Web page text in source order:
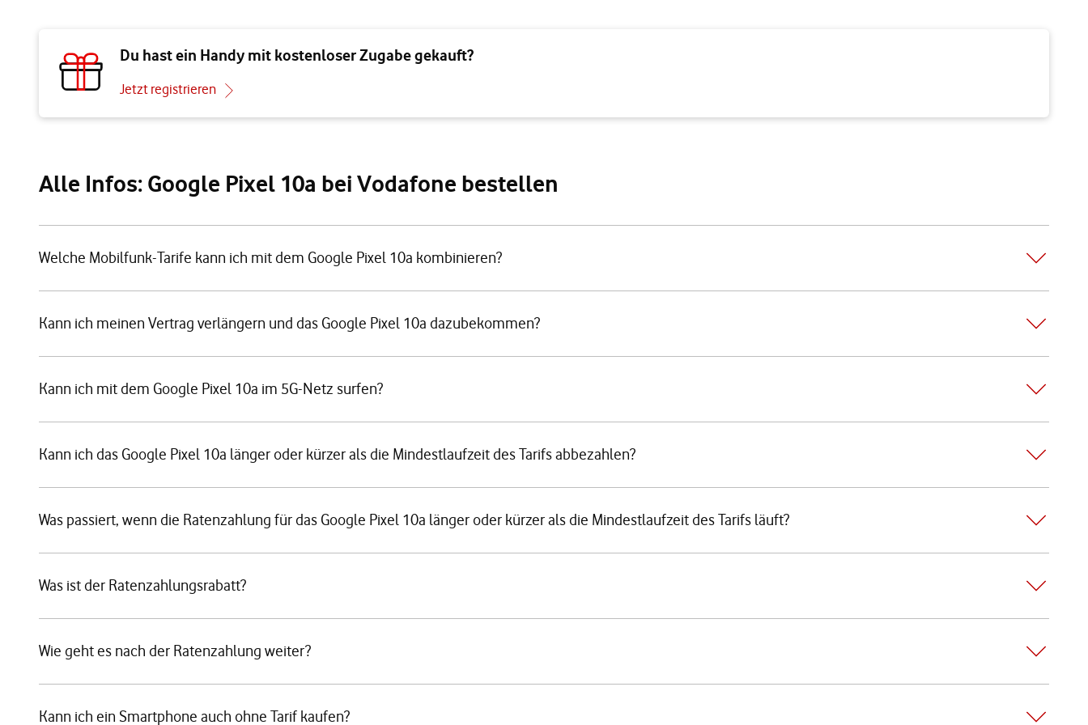
Du hast ein Handy mit kostenloser Zugabe gekauft?
Jetzt registrieren
Alle Infos: Google Pixel 10a bei Vodafone bestellen
Welche Mobilfunk-Tarife kann ich mit dem Google Pixel 10a kombinieren?
Kann ich meinen Vertrag verlängern und das Google Pixel 10a dazubekommen?
Kann ich mit dem Google Pixel 10a im 5G-Netz surfen?
Kann ich das Google Pixel 10a länger oder kürzer als die Mindestlaufzeit des Tarifs abbezahlen?
Was passiert, wenn die Ratenzahlung für das Google Pixel 10a länger oder kürzer als die Mindestlaufzeit des Tarifs läuft?
Was ist der Ratenzahlungsrabatt?
Wie geht es nach der Ratenzahlung weiter?
Kann ich ein Smartphone auch ohne Tarif kaufen?